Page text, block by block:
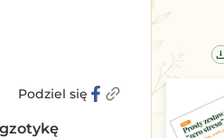
Podziel się